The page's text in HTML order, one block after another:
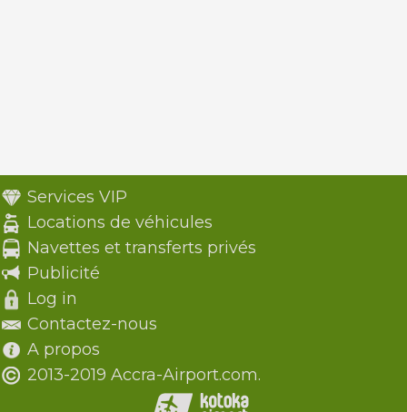
Services VIP
Locations de véhicules
Navettes et transferts privés
Publicité
Log in
Contactez-nous
A propos
2013-2019 Accra-Airport.com.